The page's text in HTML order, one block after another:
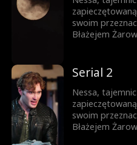
swoim
Błażejem
Dopiero gdy
pojawia się
prawdę – lecz
Serial 2
Nessa,
swoim
Błażejem